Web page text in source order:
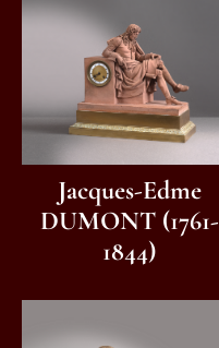
Jacques-Edme
DUMONT (1761-
1844)